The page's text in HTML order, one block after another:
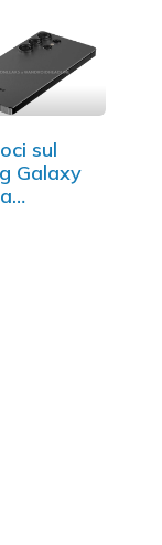
sul
Galaxy